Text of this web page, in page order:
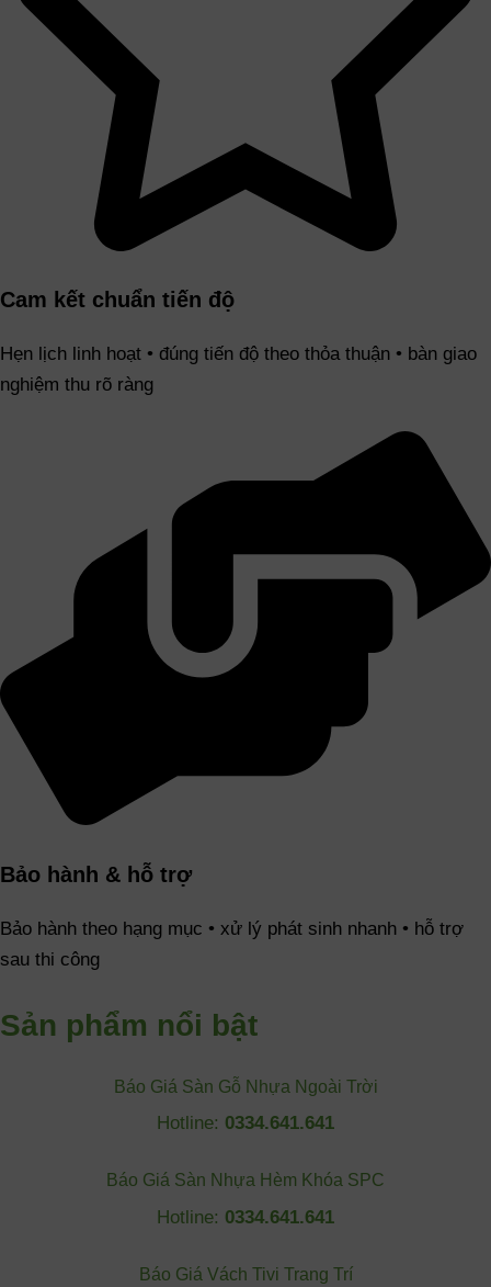
Cam kết chuẩn tiến độ
Hẹn lịch linh hoạt • đúng tiến độ theo thỏa thuận • bàn giao
nghiệm thu rõ ràng
Bảo hành & hỗ trợ
Bảo hành theo hạng mục • xử lý phát sinh nhanh • hỗ trợ
sau thi công
Sản phẩm nổi bật
Báo Giá Sàn Gỗ Nhựa Ngoài Trời
Hotline: 0334.641.641
Báo Giá Sàn Nhựa Hèm Khóa SPC
Hotline: 0334.641.641
Báo Giá Vách Tivi Trang Trí